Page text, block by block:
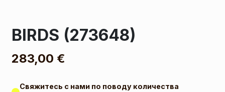
BIRDS (273648)
283,00 €
Свяжитесь с нами по поводу количества